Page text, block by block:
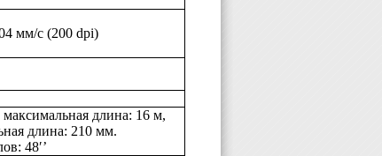
мм/с (200 dpi)
длина: 16 м,
длина: 210 мм.
48′’